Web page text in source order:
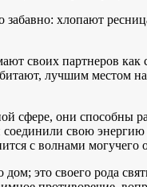
хлопают
своих партнеров
лучшим
они способны
свою
с волнами могучего
это своего рода